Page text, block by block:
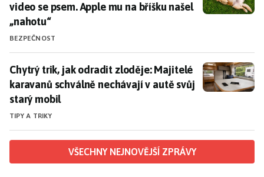
video se psem. Apple mu na bříšku našel
„nahotu“
BEZPEČNOST
Chytrý trik, jak odradit zloděje: Majitelé karavanů
Chytrý trik, jak odradit zloděje: Majitelé
karavanů schválně nechávají v autě svůj
starý mobil
TIPY A TRIKY
VŠECHNY NEJNOVĚJŠÍ ZPRÁVY